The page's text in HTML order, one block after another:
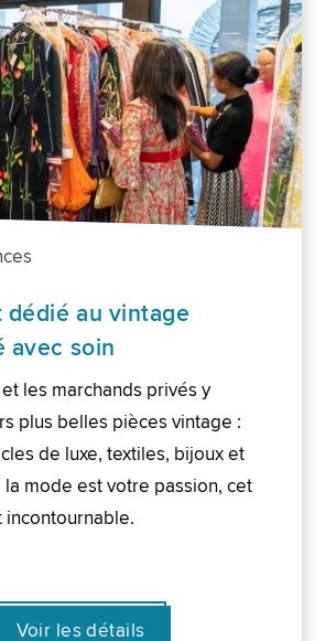
dédié au vintage
avec soin
les marchands privés y
plus belles pièces vintage :
de luxe, textiles, bijoux et
la mode est votre passion, cet
Voir les détails